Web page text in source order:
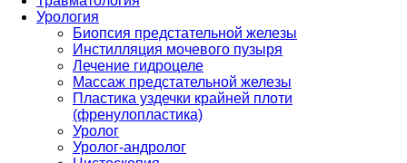
Урология
Биопсия предстательной железы
Инстилляция мочевого пузыря
Лечение гидроцеле
Массаж предстательной железы
Пластика уздечки крайней плоти
(френулопластика)
Уролог
Уролог-андролог